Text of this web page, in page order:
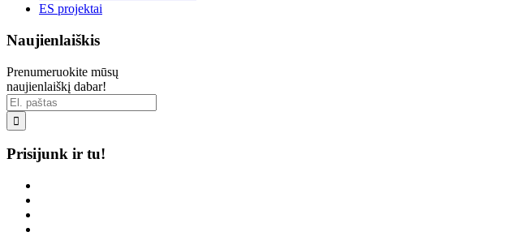
ES projektai
Naujienlaiškis
Prenumeruokite mūsų
naujienlaiškį dabar!

Prisijunk ir tu!